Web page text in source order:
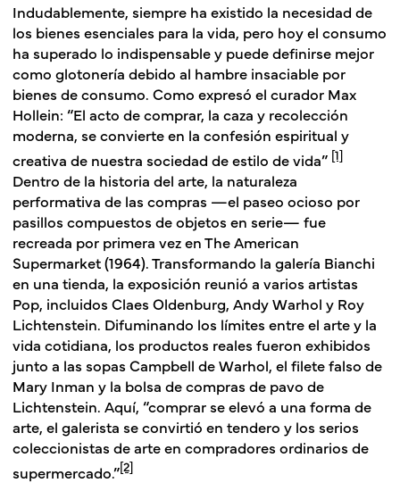
Indudablemente, siempre ha existido la necesidad de
los bienes esenciales para la vida, pero hoy el consumo
ha superado lo indispensable y puede definirse mejor
como glotonería debido al hambre insaciable por
bienes de consumo. Como expresó el curador Max
Hollein: “El acto de comprar, la caza y recolección
moderna, se convierte en la confesión espiritual y
creativa de nuestra sociedad de estilo de vida” [1]
Dentro de la historia del arte, la naturaleza
performativa de las compras —el paseo ocioso por
pasillos compuestos de objetos en serie— fue
recreada por primera vez enThe American
Supermarket(1964). Transformando la galería Bianchi
en una tienda, la exposición reunió a varios artistas
Pop, incluidos Claes Oldenburg, Andy Warhol y Roy
Lichtenstein. Difuminando los límites entre el arte y la
vida cotidiana, los productos reales fueron exhibidos
junto a las sopas Campbell de Warhol, el filete falso de
Mary Inman y la bolsa de compras de pavo de
Lichtenstein. Aquí, “comprar se elevó a una forma de
arte, el galerista se convirtió en tendero y los serios
coleccionistas de arte en compradores ordinarios de
supermercado.”[2]